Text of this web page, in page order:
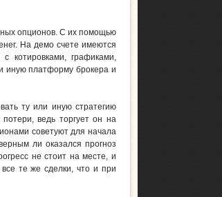
опционов. С их помощью
На демо счете имеются
котировками, графиками,
иную платформу брокера и
ту или иную стратегию
ведь торгует он на
советуют для начала
ли оказался прогноз
не стоит на месте, и
те же сделки, что и при